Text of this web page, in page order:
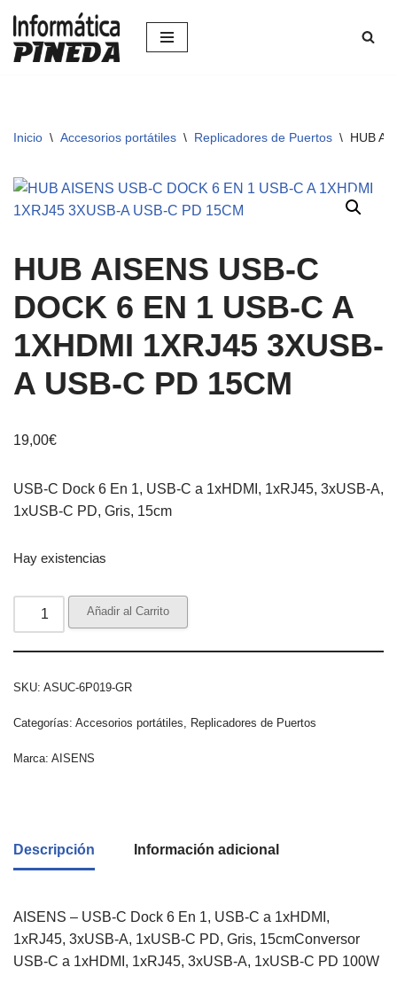
Saltar
Inicio \ Accesorios portátiles \ Replicadores de Puertos \ HUB
HUB AISENS USB-C
DOCK 6 EN 1 USB-C A
1XHDMI 1XRJ45 3XUSB-
A USB-C PD 15CM
19,00€
USB-C Dock 6 En 1, USB-C a 1xHDMI, 1xRJ45, 3xUSB-A,
1xUSB-C PD, Gris, 15cm
Hay existencias
Añadir al Carrito
SKU: ASUC-6P019-GR
Categorías: Accesorios portátiles Replicadores de Puertos
Marca: AISENS
Descripción Información adicional
AISENS – USB-C Dock 6 En 1, USB-C a 1xHDMI,
1xRJ45, 3xUSB-A, 1xUSB-C PD, Gris, 15cmConversor
USB-C a 1xHDMI, 1xRJ45, 3xUSB-A, 1xUSB-C PD 100W